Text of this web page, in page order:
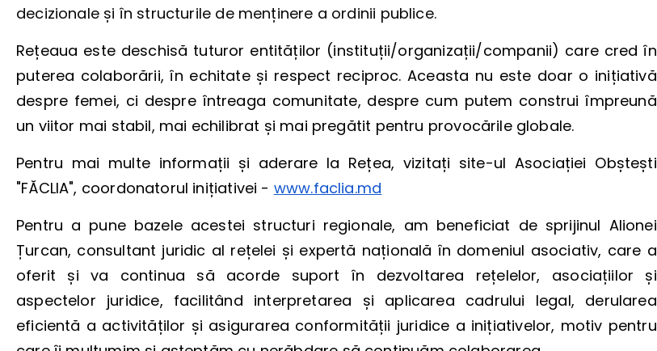
decizionale și în structurile de menținere a ordinii publice.
Rețeaua este deschisă tuturor entităților (instituții/organizații/companii) care cred în
puterea colaborării, în echitate și respect reciproc. Aceasta nu este doar o inițiativă
despre femei, ci despre întreaga comunitate, despre cum putem construi împreună
un viitor mai stabil, mai echilibrat și mai pregătit pentru provocările globale.
Pentru mai multe informații și aderare la Rețea, vizitați site-ul Asociației Obștești
"FĂCLIA", coordonatorul inițiativei - www.faclia.md
Pentru a pune bazele acestei structuri regionale, am beneficiat de sprijinul Alionei
Țurcan, consultant juridic al rețelei și expertă națională în domeniul asociativ, care a
oferit și va continua să acorde suport în dezvoltarea rețelelor, asociațiilor și
aspectelor juridice, facilitând interpretarea și aplicarea cadrului legal, derularea
eficientă a activităților și asigurarea conformității juridice a inițiativelor, motiv pentru